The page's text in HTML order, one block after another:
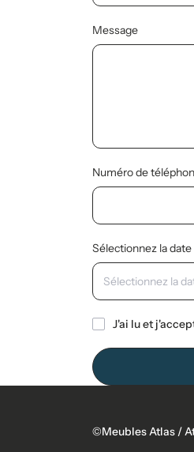
Message
Numéro de
Sélectionnez la
J'ai lu et
©Meubles Atlas /